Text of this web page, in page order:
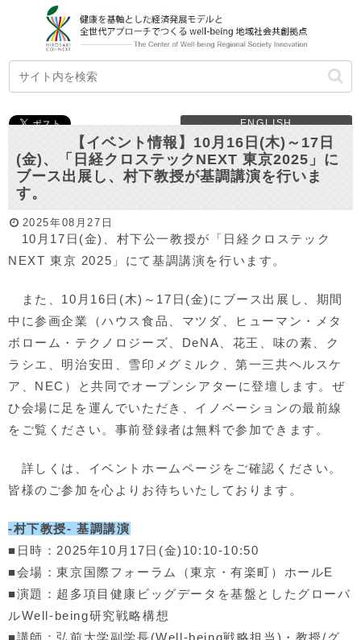
ENGLISH
【イベント情報】10月16日(木)～17日
(金)、「日経クロステックNEXT 東京2025」に
ブース出展し、村下教授が基調講演を行いま
す。
2025年08月27日
10月17日(金)、村下公一教授が「日経クロステック
NEXT 東京 2025」にて基調講演を行います。
また、10月16日(木)～17日(金)にブース出展し、期間
中に参画企業（ハウス食品、マツダ、ヒューマン・メタ
ボローム・テクノロジーズ、DeNA、花王、味の素、ク
ラシエ、明治安田、雪印メグミルク、第一三共ヘルスケ
ア、NEC）と共同でオープンシアターに登壇します。ぜ
ひ会場に足を運んでいただき、イノベーションの最前線
をご覧ください。事前登録者は無料で参加できます。
詳しくは、イベントホームページをご確認ください。
皆様のご参加を心よりお待ちいたしております。
-村下教授- 基調講演
■日時：2025年10月17日(金)10:10-10:50
■会場：東京国際フォーラム（東京・有楽町）ホールE
■演題：超多項目健康ビッグデータを基盤としたグローバ
ルWell-being研究戦略構想
■講師：弘前大学副学長(Well-being戦略担当)・教授/グ